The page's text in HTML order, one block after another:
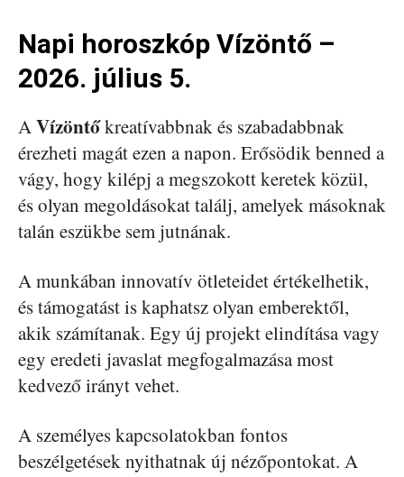
Napi horoszkóp Vízöntő –
2026. július 5.
AVízöntőkreatívabbnak és szabadabbnak
érezheti magát ezen a napon. Erősödik benned a
vágy, hogy kilépj a megszokott keretek közül,
és olyan megoldásokat találj, amelyek másoknak
talán eszükbe sem jutnának.
A munkában innovatív ötleteidet értékelhetik,
és támogatást is kaphatsz olyan emberektől,
akik számítanak. Egy új projekt elindítása vagy
egy eredeti javaslat megfogalmazása most
kedvező irányt vehet.
A személyes kapcsolatokban fontos
beszélgetések nyithatnak új nézőpontokat. A